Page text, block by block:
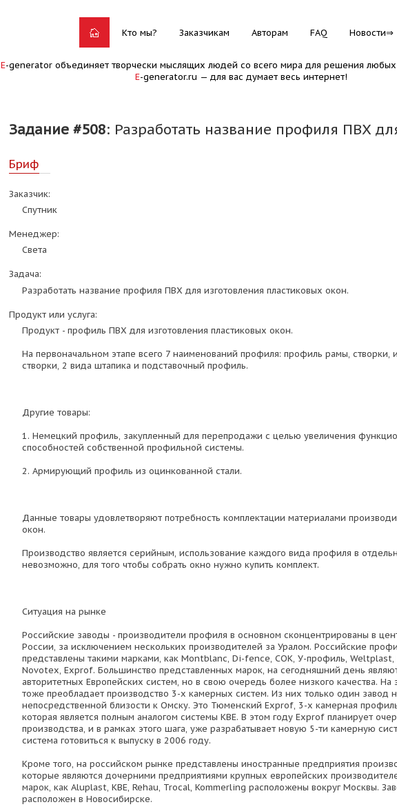
Кто мы? Заказчикам Авторам FAQ Новости
E-generator объединяет творчески мыслящих людей со всего мира для решения любых
E-generator.ru — для вас думает весь интернет!
Задание #508: Разработать название профиля ПВХ
Бриф
Заказчик:
Спутник
Менеджер:
Света
Задача:
Разработать название профиля ПВХ для изготовления пластиковых окон.
Продукт или услуга:
Продукт - профиль ПВХ для изготовления пластиковых окон.
На первоначальном этапе всего 7 наименований профиля: профиль рамы, створки,
створки, 2 вида штапика и подставочный профиль.
Другие товары:
1. Немецкий профиль, закупленный для перепродажи с целью увеличения
способностей собственной профильной системы.
2. Армирующий профиль из оцинкованной стали.
Данные товары удовлетворяют потребность комплектации материалами
окон.
Производство является серийным, использование каждого вида профиля в
невозможно, для того чтобы собрать окно нужно купить комплект.
Ситуация на рынке
Российские заводы - производители профиля в основном сконцентрированы в
России, за исключением нескольких производителей за Уралом. Российские
представлены такими марками, как Montblanc, Di-fence, СОК, У-профиль,
Novotex, Exprof. Большинство представленных марок, на сегодняшний день
авторитетных Европейских систем, но в свою очередь более низкого качества. На
тоже преобладает производство 3-х камерных систем. Из них только один завод
непосредственной близости к Омску. Это Тюменский Exprof, 3-х камерная
которая является полным аналогом системы KBE. В этом году Exprof планирует
производства, и в рамках этого шага, уже разрабатывает новую 5-ти камерную
система готовиться к выпуску в 2006 году.
Кроме того, на российском рынке представлены иностранные предприятия
которые являются дочерними предприятиями крупных европейских
марок, как Aluplast, KBE, Rehau, Trocal, Kommerling расположены вокруг Москвы.
расположен в Новосибирске.